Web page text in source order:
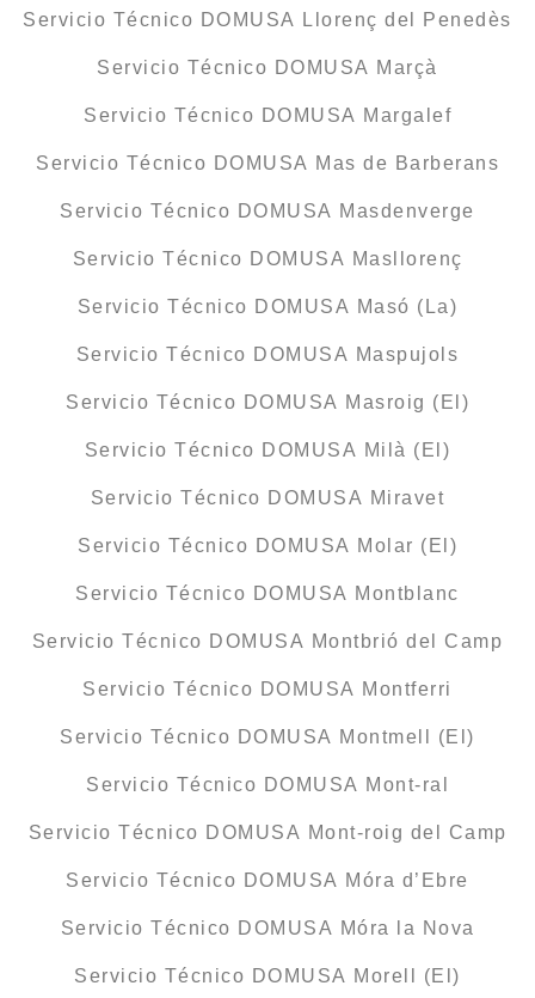
Servicio Técnico DOMUSA Llorenç del Penedès
Servicio Técnico DOMUSA Marçà
Servicio Técnico DOMUSA Margalef
Servicio Técnico DOMUSA Mas de Barberans
Servicio Técnico DOMUSA Masdenverge
Servicio Técnico DOMUSA Masllorenç
Servicio Técnico DOMUSA Masó (La)
Servicio Técnico DOMUSA Maspujols
Servicio Técnico DOMUSA Masroig (El)
Servicio Técnico DOMUSA Milà (El)
Servicio Técnico DOMUSA Miravet
Servicio Técnico DOMUSA Molar (El)
Servicio Técnico DOMUSA Montblanc
Servicio Técnico DOMUSA Montbrió del Camp
Servicio Técnico DOMUSA Montferri
Servicio Técnico DOMUSA Montmell (El)
Servicio Técnico DOMUSA Mont-ral
Servicio Técnico DOMUSA Mont-roig del Camp
Servicio Técnico DOMUSA Móra d’Ebre
Servicio Técnico DOMUSA Móra la Nova
Servicio Técnico DOMUSA Morell (El)